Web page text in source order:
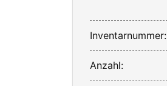
Inventarnummer:
Anzahl: